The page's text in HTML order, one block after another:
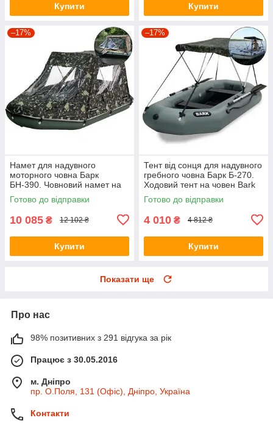
Купити Купити
–17%
Намет для надувного
моторного човна Барк
БН-390. Човновий намет на
човен Bark BN-390;
Готово до відправки
10 085 ₴ 12 102 ₴
Купити
–17%
Тент від сонця для надувного
гребного човна Барк Б-270.
Ходовий тент на човен Bark
B-270;
Готово до відправки
4 010 ₴ 4 812 ₴
Купити
Показати ще
Про нас
98% позитивних з 291 відгука за рік
Працює з 30.05.2016
м. Дніпро
пр. О.Поля, 131 (Офіс), Дніпро, Україна
Контакти